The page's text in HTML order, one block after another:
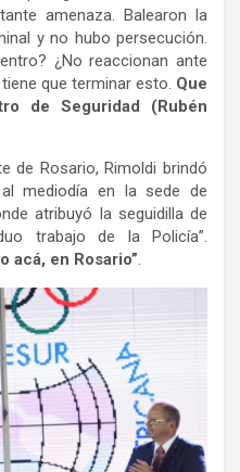
amenaza. Balearon la
y no hubo persecución.
¿No reaccionan ante
que terminar esto. Que
de Seguridad (Rubén
de Rosario, Rimoldi brindó
mediodía en la sede de
atribuyó la seguidilla de
trabajo de la Policía”.
acá, en Rosario”.